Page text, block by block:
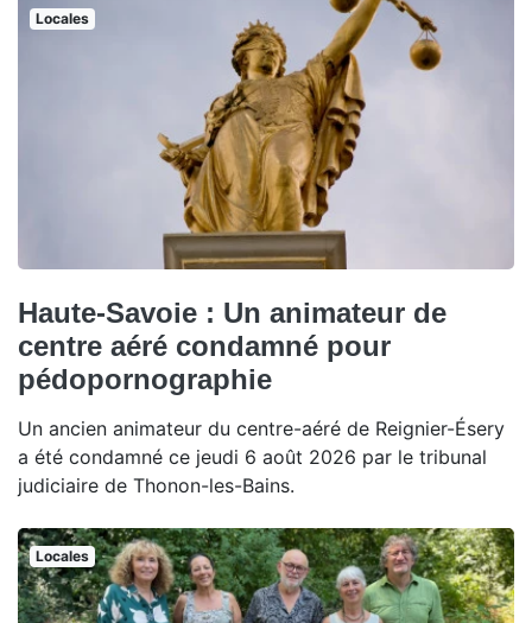
Locales
Haute-Savoie : Un animateur de
centre aéré condamné pour
pédopornographie
Un ancien animateur du centre-aéré de Reignier-Ésery
a été condamné ce jeudi 6 août 2026 par le tribunal
judiciaire de Thonon-les-Bains.
Locales